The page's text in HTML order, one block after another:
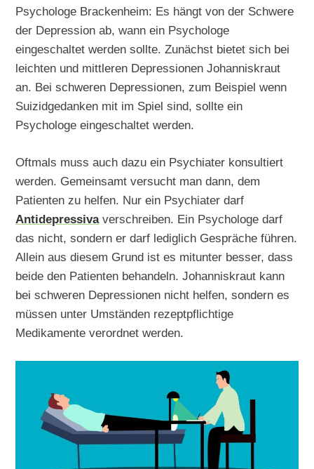
Psychologe Brackenheim: Es hängt von der Schwere
der Depression ab, wann ein Psychologe
eingeschaltet werden sollte. Zunächst bietet sich bei
leichten und mittleren Depressionen Johanniskraut
an. Bei schweren Depressionen, zum Beispiel wenn
Suizidgedanken mit im Spiel sind, sollte ein
Psychologe eingeschaltet werden.
Oftmals muss auch dazu ein Psychiater konsultiert
werden. Gemeinsamt versucht man dann, dem
Patienten zu helfen. Nur ein Psychiater darf
Antidepressivaverschreiben. Ein Psychologe darf
das nicht, sondern er darf lediglich Gespräche führen.
Allein aus diesem Grund ist es mitunter besser, dass
beide den Patienten behandeln. Johanniskraut kann
bei schweren Depressionen nicht helfen, sondern es
müssen unter Umständen rezeptpflichtige
Medikamente verordnet werden.